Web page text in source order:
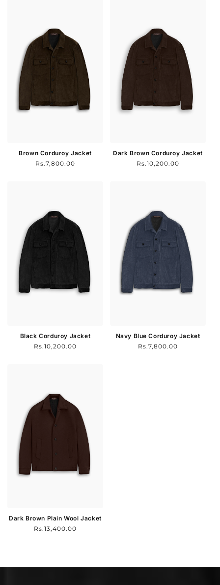
Brown Corduroy Jacket
Normal
Rs.7,800.00
Dark Brown Corduroy Jacket
Normal
Rs.10,200.00
Black Corduroy Jacket
Normal
Rs.10,200.00
Navy Blue Corduroy Jacket
Normal
Rs.7,800.00
Dark Brown Plain Wool Jacket
Normal
Rs.13,400.00